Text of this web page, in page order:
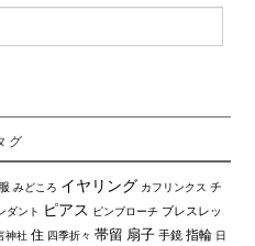
グ
みどころ イヤリング カフリンクス チ
ダント ピアス ピンブローチ ブレスレッ
神社 住 四季折々 帯留 扇子 手鏡 指輪 日